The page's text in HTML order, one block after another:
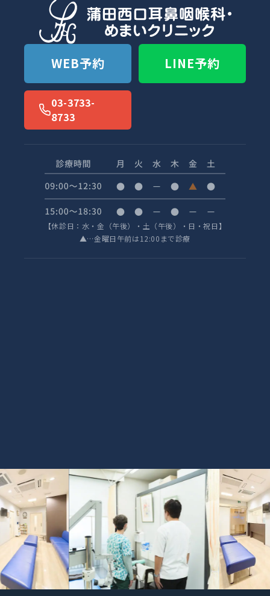
WEB予約 LINE予約
03-3733-
8733
【休診日：水・金（午後）・土（午後）・日・祝日】
▲…金曜日午前は12:00まで診療